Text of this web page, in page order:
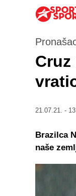
21.07.21. -
Brazilca
naše